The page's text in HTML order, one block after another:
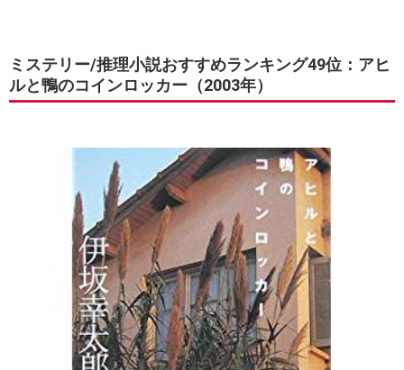
ミステリー/推理小説おすすめランキング49位：アヒ
ルと鴨のコインロッカー（2003年）